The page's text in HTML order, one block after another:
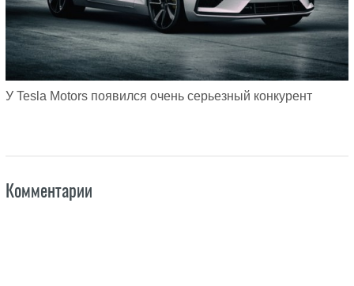
У Tesla Motors появился очень серьезный конкурент
Комментарии